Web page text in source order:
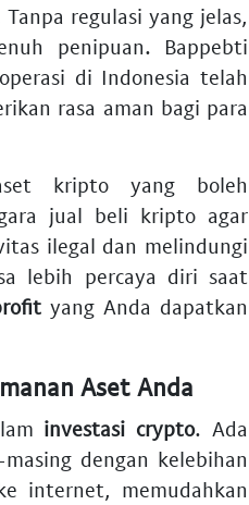
regulasi yang jelas,
penipuan. Bappebti
di Indonesia telah
rasa aman bagi para
kripto yang boleh
jual beli kripto agar
ilegal dan melindungi
lebih percaya diri saat
yang Anda dapatkan
Aset Anda
investasi crypto. Ada
dengan kelebihan
internet, memudahkan